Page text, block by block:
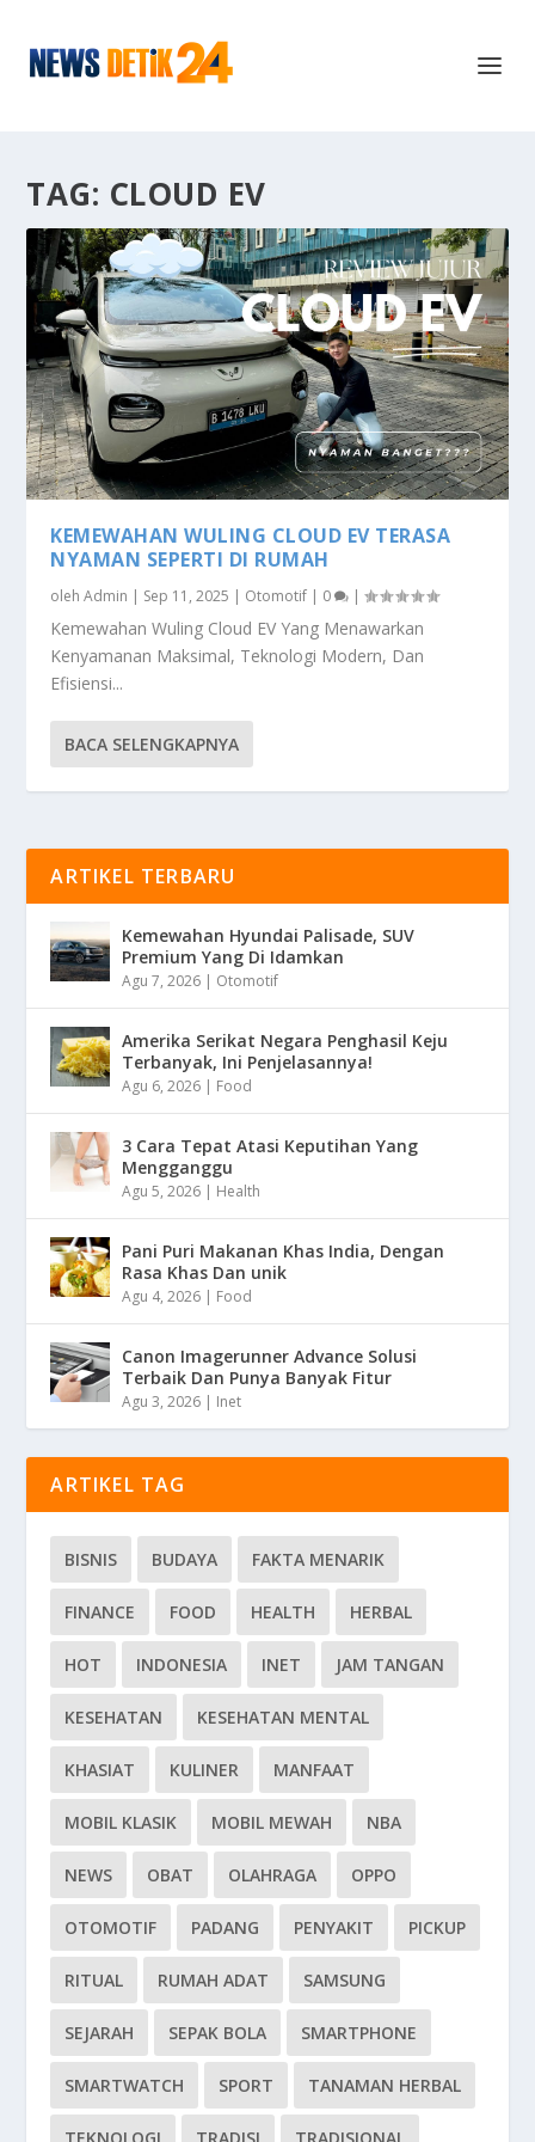
TAG: CLOUD EV
KEMEWAHAN WULING CLOUD EV TERASA
NYAMAN SEPERTI DI RUMAH
olehAdmin | Sep 11, 2025 | Otomotif | 0 |
Kemewahan Wuling Cloud EV Yang Menawarkan
Kenyamanan Maksimal, Teknologi Modern, Dan
Efisiensi...
BACA SELENGKAPNYA
ARTIKEL TERBARU
Kemewahan Hyundai Palisade, SUV
Premium Yang Di Idamkan
Agu 7, 2026 | Otomotif
Amerika Serikat Negara Penghasil Keju
Terbanyak, Ini Penjelasannya!
Agu 6, 2026 | Food
3 Cara Tepat Atasi Keputihan Yang
Mengganggu
Agu 5, 2026 | Health
Pani Puri Makanan Khas India, Dengan
Rasa Khas Dan unik
Agu 4, 2026 | Food
Canon Imagerunner Advance Solusi
Terbaik Dan Punya Banyak Fitur
Agu 3, 2026 | Inet
ARTIKEL TAG
BISNIS BUDAYA FAKTA MENARIK
FINANCE FOOD HEALTH HERBAL
HOT INDONESIA INET JAM TANGAN
KESEHATAN KESEHATAN MENTAL
KHASIAT KULINER MANFAAT
MOBIL KLASIK MOBIL MEWAH NBA
NEWS OBAT OLAHRAGA OPPO
OTOMOTIF PADANG PENYAKIT PICKUP
RITUAL RUMAH ADAT SAMSUNG
SEJARAH SEPAK BOLA SMARTPHONE
SMARTWATCH SPORT TANAMAN HERBAL